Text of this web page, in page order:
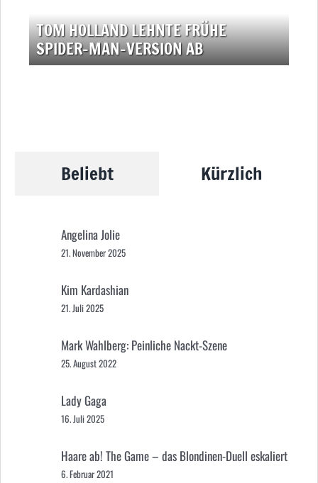
TOM HOLLAND LEHNTE FRÜHE
SPIDER-MAN-VERSION AB
Beliebt Kürzlich
Angelina Jolie
21. November 2025
Kim Kardashian
21. Juli 2025
Mark Wahlberg: Peinliche Nackt-Szene
25. August 2022
Lady Gaga
16. Juli 2025
Haare ab! The Game – das Blondinen-Duell eskaliert
6. Februar 2021